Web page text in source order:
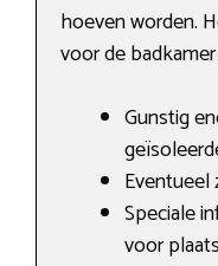
hoeven worden.
voor de
Gunstig
Eventueel
Speciale
voor